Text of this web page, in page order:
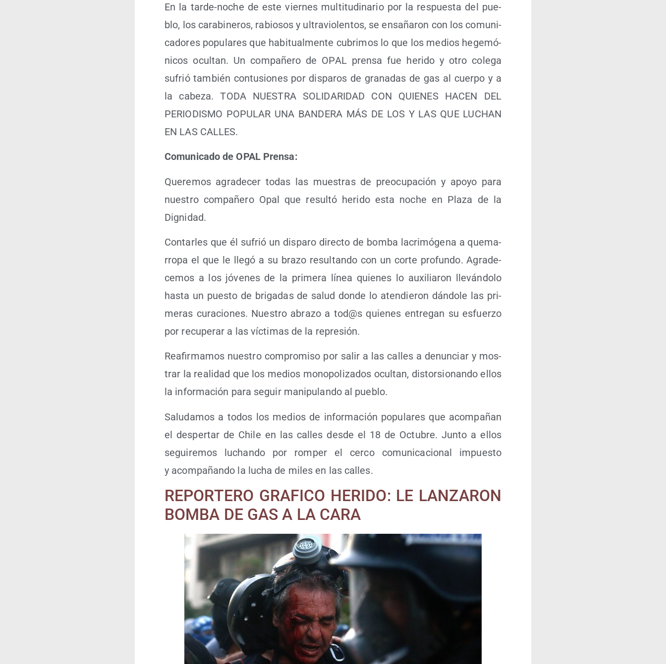
En la tar­de-noche de este vier­nes mul­ti­tu­di­na­rio por la res­pues­ta del pue­
blo, los cara­bi­ne­ros, rabio­sos y ultra­vio­len­tos, se ensa­ña­ron con los comu­ni­
ca­do­res popu­la­res que habi­tual­men­te cubri­mos lo que los medios hege­mó­
ni­cos ocul­tan. Un com­pa­ñe­ro de OPAL pren­sa fue heri­do y otro cole­ga
sufrió tam­bién con­tu­sio­nes por dis­pa­ros de gra­na­das de gas al cuer­po y a
la cabe­za. TODA NUESTRA SOLIDARIDAD CON QUIENES HACEN DEL
PERIODISMO POPULAR UNA BANDERA MÁS DE LOS Y LAS QUE LUCHAN
EN LAS CALLES.
Comu­ni­ca­do de OPAL Prensa:
Que­re­mos agra­de­cer todas las mues­tras de preo­cu­pa­ción y apo­yo para
nues­tro com­pa­ñe­ro Opal que resul­tó heri­do esta noche en Pla­za de la
Dignidad.
Con­tar­les que él sufrió un dis­pa­ro direc­to de bom­ba lacri­mó­ge­na a que­ma­
rro­pa el que le lle­gó a su bra­zo resul­tan­do con un cor­te pro­fun­do. Agra­de­
ce­mos a los jóve­nes de la pri­me­ra línea quie­nes lo auxi­lia­ron lle­ván­do­lo
has­ta un pues­to de bri­ga­das de salud don­de lo aten­die­ron dán­do­le las pri­
me­ras cura­cio­nes. Nues­tro abra­zo a tod@s quie­nes entre­gan su esfuer­zo
por recu­pe­rar a las víc­ti­mas de la represión.
Reafir­ma­mos nues­tro com­pro­mi­so por salir a las calles a denun­ciar y mos­
trar la reali­dad que los medios mono­po­li­za­dos ocul­tan, dis­tor­sio­nan­do ellos
la infor­ma­ción para seguir mani­pu­lan­do al pueblo.
Salu­da­mos a todos los medios de infor­ma­ción popu­la­res que acom­pa­ñan
el des­per­tar de Chi­le en las calles des­de el 18 de Octu­bre. Jun­to a ellos
segui­re­mos luchan­do por rom­per el cer­co comu­ni­ca­cio­nal impues­to
y acom­pa­ñan­do la lucha de miles en las calles.
REPORTERO GRAFICO HERIDO: LE LANZARON
BOMBA DE GAS A LA CARA